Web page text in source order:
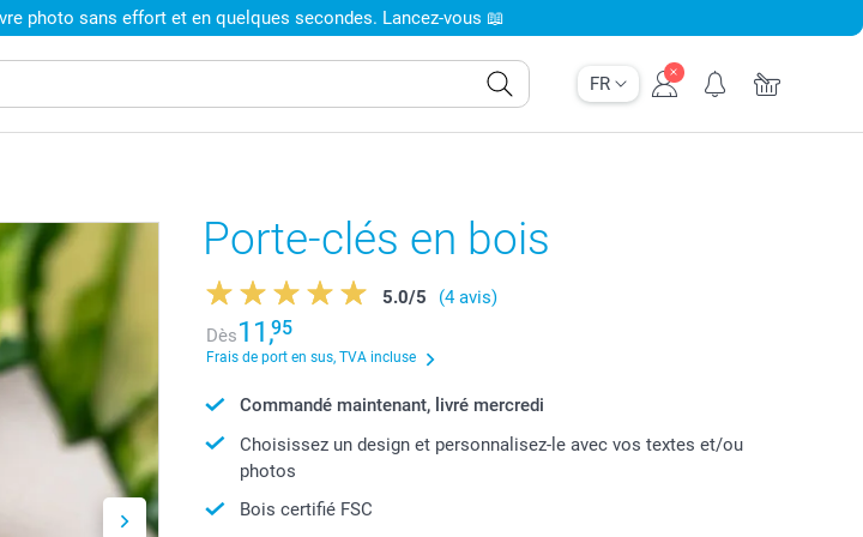
FR
photo sans effort et en quelques secondes. Lancez-vous 📖
Porte-clés en bois
5.0/5
(4 avis)
Dès11,95
Frais de port en sus, TVA incluse
Commandé maintenant, livré mercredi
Choisissez un design et personnalisez-le avec vos textes et/ou
photos
Bois certifié FSC